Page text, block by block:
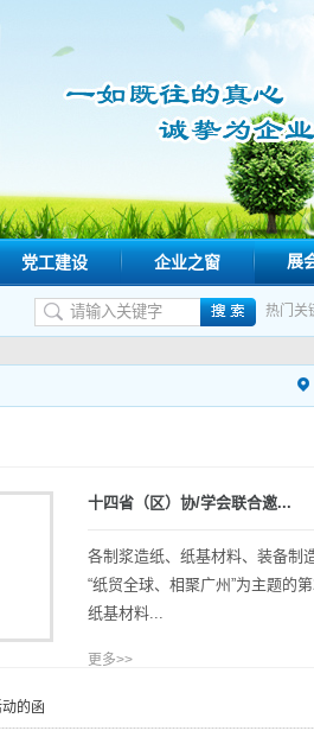
党工建设 企业之窗 展
热门关
十四省（区）协/学会联合邀...
各制浆造纸、纸基材料、装备
“纸贸全球、相聚广州”为主题的
纸基材料...
更多>>
的函